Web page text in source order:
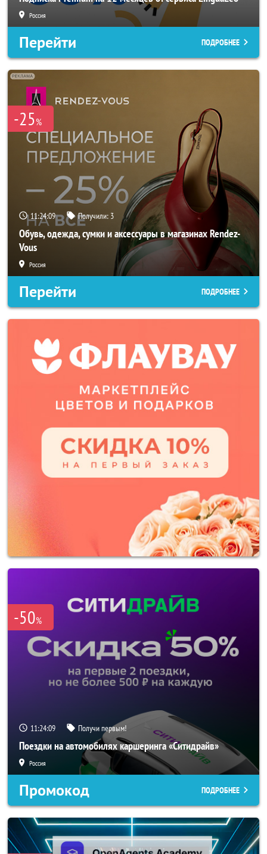
Россия
Перейти ПОДРОБНЕЕ
-25%
11:24:06 Получили: 3
Обувь, одежда, сумки и аксессуары в магазинах Rendez-
Vous
Россия
Перейти ПОДРОБНЕЕ
-50%
11:24:06 Получи первым!
Поездки на автомобилях каршеринга «Ситидрайв»
Россия
Промокод ПОДРОБНЕЕ